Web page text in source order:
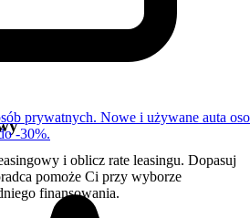
i oblicz rate leasingu. Dopasuj
pomoże Ci przy wyborze
finansowania.
prywatnych. Nowe i używane auta
-30%.